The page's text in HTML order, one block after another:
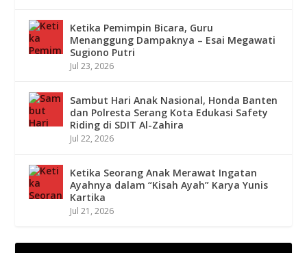
Ketika Pemimpin Bicara, Guru
Menanggung Dampaknya – Esai Megawati
Sugiono Putri
Jul 23, 2026
Sambut Hari Anak Nasional, Honda Banten
dan Polresta Serang Kota Edukasi Safety
Riding di SDIT Al-Zahira
Jul 22, 2026
Ketika Seorang Anak Merawat Ingatan
Ayahnya dalam “Kisah Ayah” Karya Yunis
Kartika
Jul 21, 2026